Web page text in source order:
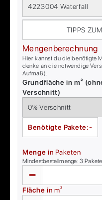
4223004 Waterfall
TIPPS
Mengenberechnung
Hier kannst du die benötigte
denke an die notwendige
Aufmaß).
Grundfläche in m²
Verschnitt)
Benötigte Pakete:-
Menge in Paketen
Mindestbestellmenge:3 Pakete
Fläche in m²